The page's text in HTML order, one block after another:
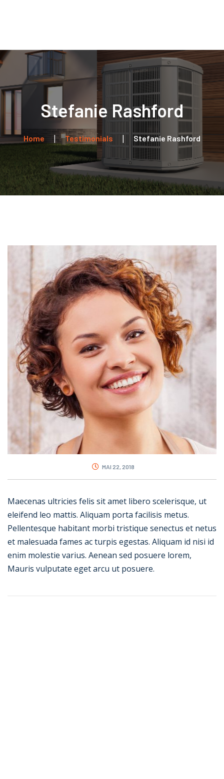
Leistungen
Kontakt
Stefanie Rashford
Home Testimonials Stefanie Rashford
MAI 22, 2018
Maecenas ultricies felis sit amet libero scelerisque, ut
eleifend leo mattis. Aliquam porta facilisis metus.
Pellentesque habitant morbi tristique senectus et netus
et malesuada fames ac turpis egestas. Aliquam id nisi id
enim molestie varius. Aenean sed posuere lorem,
Mauris vulputate eget arcu ut posuere.